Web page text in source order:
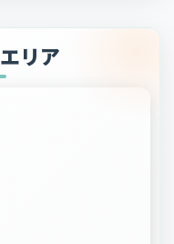
リア